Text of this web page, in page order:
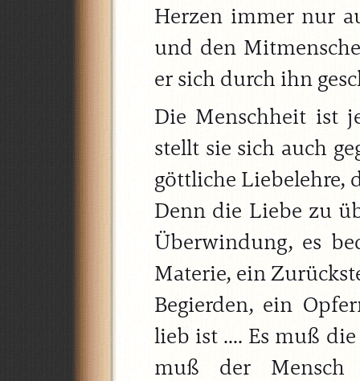
Herzen immer nur
und den
er sich durch ihn
Die Menschheit ist
stellt sie sich auch
göttliche Liebelehre,
Denn die Liebe zu
Überwindung, es
Materie, ein
Begierden, ein
lieb ist .... Es muß
muß der Mensch